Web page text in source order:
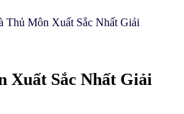
Thủ Môn Xuất Sắc Nhất Giải
Xuất Sắc Nhất Giải